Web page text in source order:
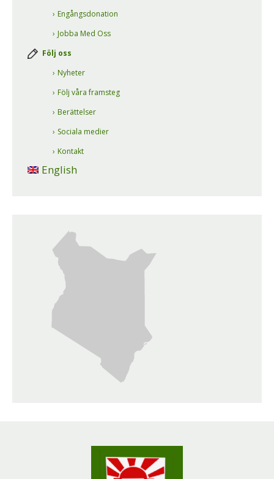
Engångsdonation
Jobba Med Oss
Följ oss
Nyheter
Följ våra framsteg
Berättelser
Sociala medier
Kontakt
English